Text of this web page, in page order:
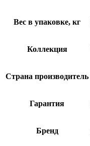
Вес в упаковке, кг
Коллекция
Страна производитель
Гарантия
Бренд